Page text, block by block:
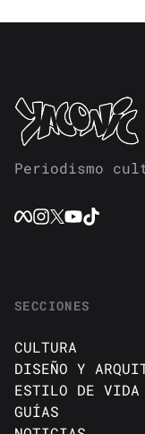
Periodismo
SECCIONES
CULTURA
DISEÑO Y
ESTILO DE VIDA
GUÍAS